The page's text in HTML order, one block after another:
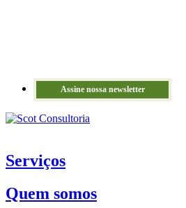
Assine nossa newsletter
Serviços
Quem somos